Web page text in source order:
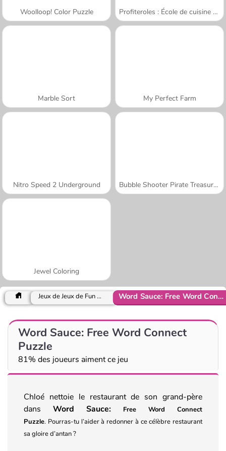
Woolloop! Color Puzzle Profiteroles : École de cuisine de Sara
Marble Sort My Perfect Farm
Nitro Speed 2 Underground Bubble Shooter Pirate Treasures
Jewel Coloring
Jeux de Jeux de Fun pour Filles Word Sauce: Free Word Connect Puzzle
Word Sauce: Free Word Connect
Puzzle
81% des joueurs aiment ce jeu
Chloé nettoie le restaurant de son grand-père
dans Word Sauce:
Free Word Connect
Puzzle. Pourras-tu l’aider à redonner à ce célèbre restaurant
sa gloire d’antan ?